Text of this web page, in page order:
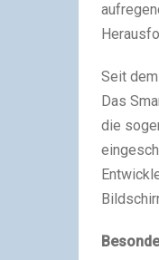
Seit
Das
die